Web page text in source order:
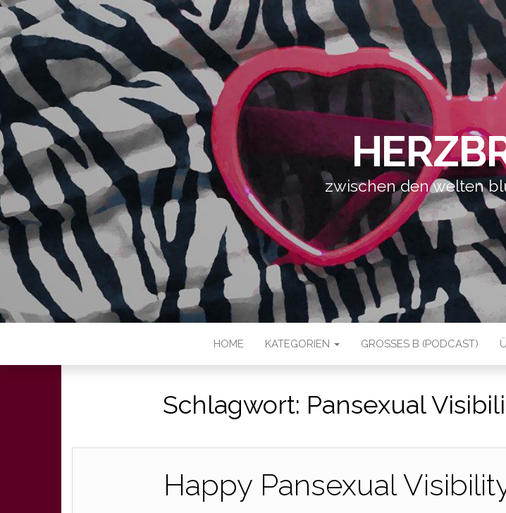
zwischen den welten
HOME KATEGORIEN GROSSES B (PODCAST)
Schlagwort: Pansexual
Happy Pansexual